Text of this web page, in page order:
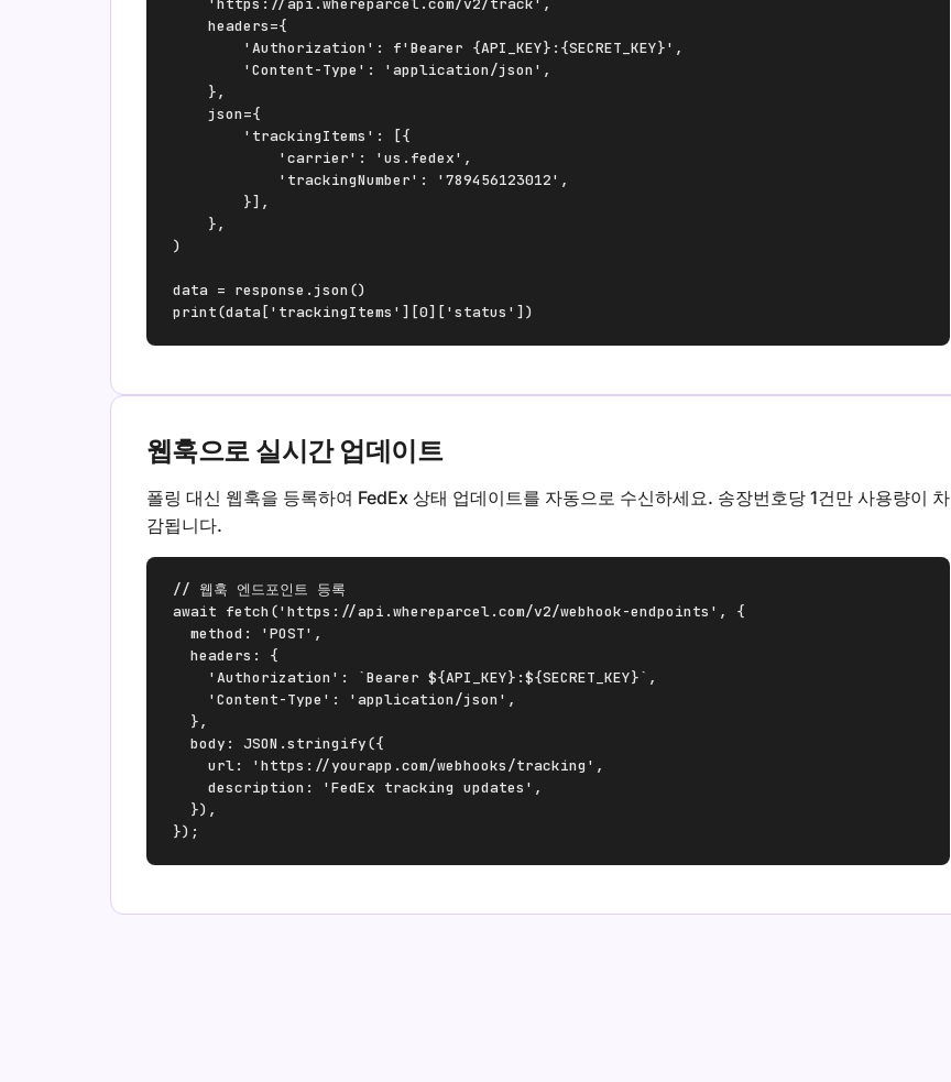
    'https://api.whereparcel.com/v2/track',
    headers={
        'Authorization': f'Bearer {API_KEY}:{SECRET_KEY}',
        'Content-Type': 'application/json',
    },
    json={
        'trackingItems': [{
            'carrier': 'us.fedex',
            'trackingNumber': '789456123012',
        }],
    },
)
data = response.json()
print(data['trackingItems'][0]['status'])
웹훅으로 실시간 업데이트
폴링 대신 웹훅을 등록하여 FedEx 상태 업데이트를 자동으로 수신하세요. 송장번호당 1건만 사용량이 차
감됩니다.
// 웹훅 엔드포인트 등록
await fetch('https://api.whereparcel.com/v2/webhook-endpoints', {
  method: 'POST',
  headers: {
    'Authorization': `Bearer ${API_KEY}:${SECRET_KEY}`,
    'Content-Type': 'application/json',
  },
  body: JSON.stringify({
    url: 'https://yourapp.com/webhooks/tracking',
    description: 'FedEx tracking updates',
  }),
});